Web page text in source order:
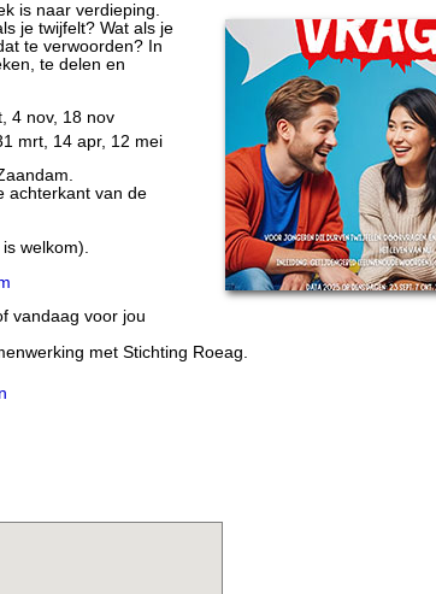
is naar verdieping.
je twijfelt? Wat als je
te verwoorden? In
te delen en
4 nov, 18 nov
mrt, 14 apr, 12 mei
achterkant van de
welkom).
vandaag voor jou
met Stichting Roeag.